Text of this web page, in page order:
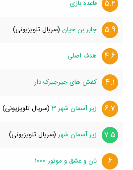
5.2 قاعده بازی
5.9 جابر بن حیان (سریال تلویزیونی)
4.6 هدف اصلی
4.1 کفش های جیرجیرک دار
6.7 زیر‌ آسمان شهر 3 (سریال تلویزیونی)
7.5 زیر آسمان شهر (سریال تلویزیونی)
6 نان و عشق و موتور 1000